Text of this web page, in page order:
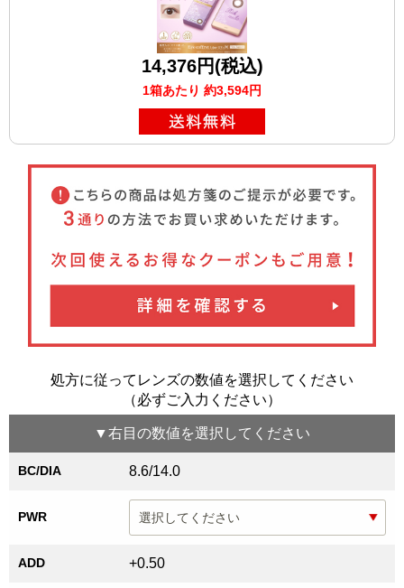
14,376円(税込)
1箱あたり 約3,594円
処方に従ってレンズの数値を選択してください
（必ずご入力ください）
▼右目 の数値を選択してください
BC/DIA 8.6/14.0
PWR
ADD +0.50